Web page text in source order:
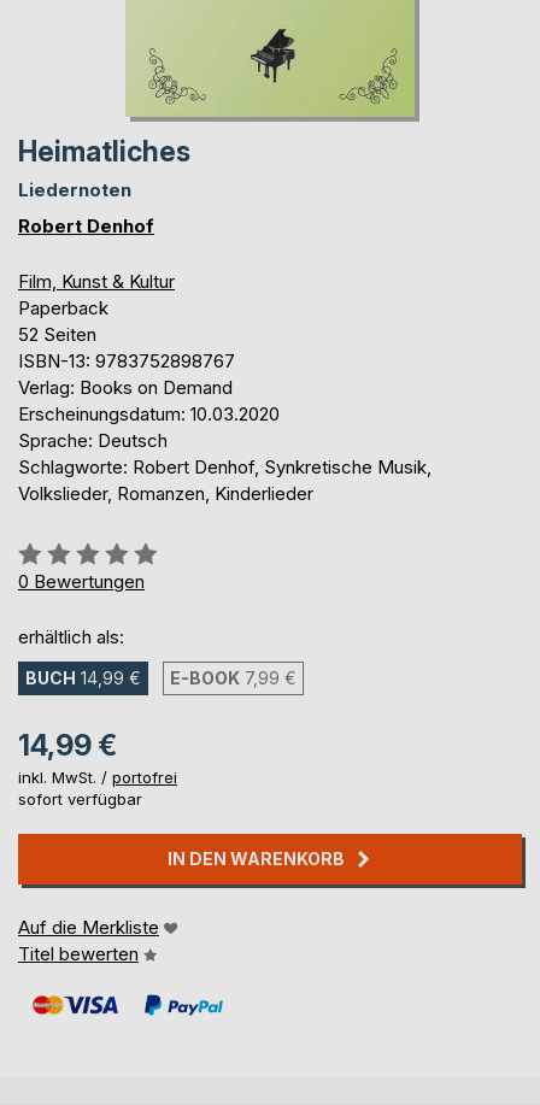
Heimatliches
Liedernoten
Robert Denhof
Film, Kunst & Kultur
Paperback
52 Seiten
ISBN-13: 9783752898767
Verlag: Books on Demand
Erscheinungsdatum: 10.03.2020
Sprache: Deutsch
Schlagworte: Robert Denhof, Synkretische Musik,
Volkslieder, Romanzen, Kinderlieder
Bewertung::
0%
0 Bewertungen
erhältlich als:
BUCH 14,99 € E-BOOK 7,99 €
14,99 €
inkl. MwSt. / portofrei
sofort verfügbar
IN DEN WARENKORB
Auf die Merkliste
Titel bewerten